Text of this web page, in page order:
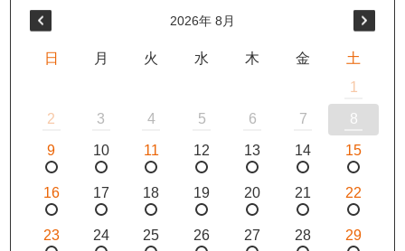
2026年 8月
日 月 火 水 木 金
土
1
2 3 4 5 6 7 8
9 10 11 12 13 14 15
16 17 18 19 20 21 22
23 24 25 26 27 28 29